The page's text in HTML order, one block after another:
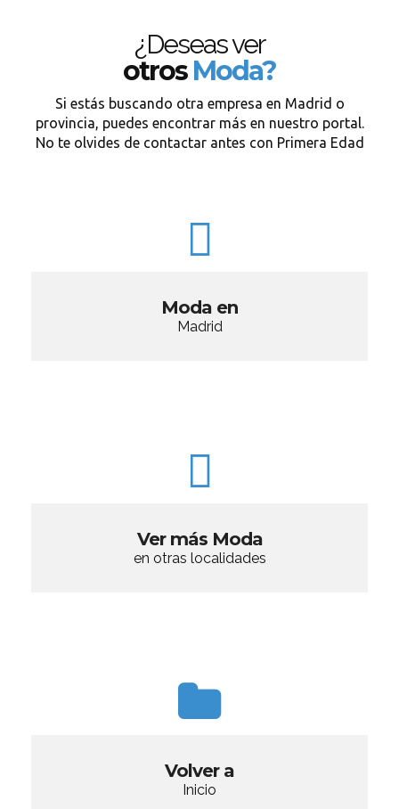
¿Deseas ver
otrosModa?
Si estás buscando otra empresa en Madrid o
provincia, puedes encontrar más en nuestro portal.
No te olvides de contactar antes con Primera Edad
Moda en
Madrid
Ver más Moda
en otras localidades
Volver a
Inicio